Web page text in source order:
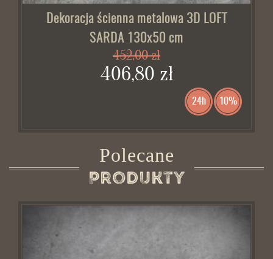
Dekoracja ścienna metalowa 3D LOFT
SARDA 130x50 cm
452,00 zł
406,80 zł
24h 10%
Polecane
Produkty